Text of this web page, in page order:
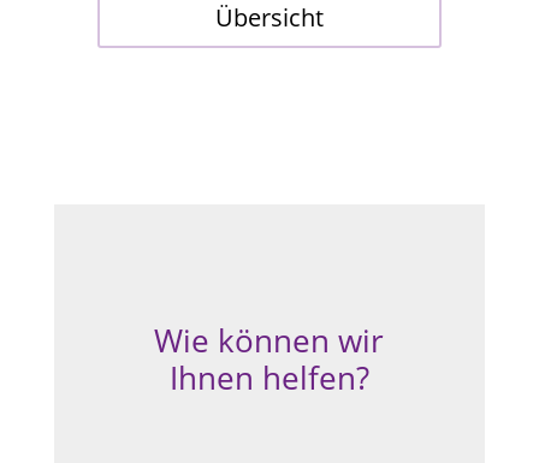
Übersicht
Wie können wir
Ihnen helfen?